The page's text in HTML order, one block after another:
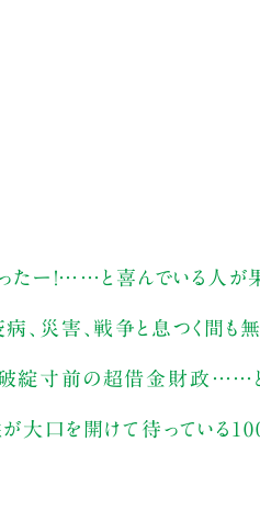
ー！……と喜んでいる人が
、災害、戦争と息つく間も
綻寸前の超借金財政……
大口を開けて待っている